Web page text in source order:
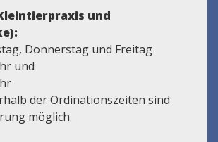
und
Donnerstag und Freitag
und
der Ordinationszeiten sind
möglich.